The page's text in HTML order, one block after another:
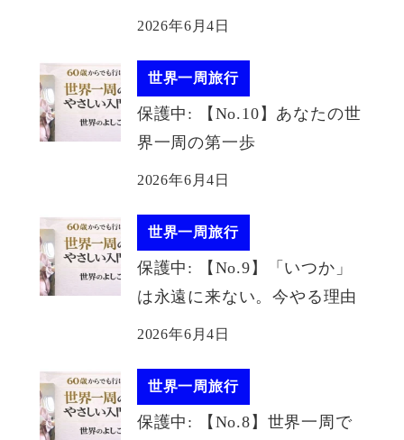
2026年6月4日
世界一周旅行
保護中: 【No.10】あなたの世
界一周の第一歩
2026年6月4日
世界一周旅行
保護中: 【No.9】「いつか」
は永遠に来ない。今やる理由
2026年6月4日
世界一周旅行
保護中: 【No.8】世界一周で